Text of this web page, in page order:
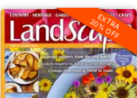
EXTRA
20% OFF